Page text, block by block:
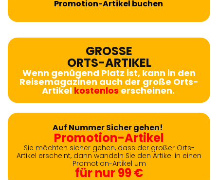
Promotion-Artikel buchen
GROSSE
ORTS-ARTIKEL
Wenn genügend Platz ist, kann in den
Reisemagazinen auch der große Orts-
Artikel kostenlos erscheinen.
Auf Nummer Sicher gehen!
Promotion-Artikel
Sie möchten sicher gehen, dass der großer Orts-
Artikel erscheint, dann wandeln Sie den Artikel in einen
Promotion-Artikel um
für nur 99 €